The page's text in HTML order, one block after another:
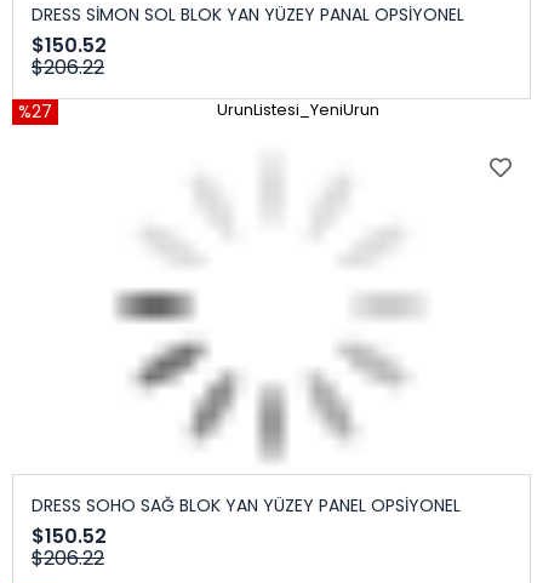
DRESS SİMON SOL BLOK YAN YÜZEY PANAL OPSİYONEL
$150.52
$206.22
%27 UrunListesi_YeniUrun
DRESS SOHO SAĞ BLOK YAN YÜZEY PANEL OPSİYONEL
$150.52
$206.22